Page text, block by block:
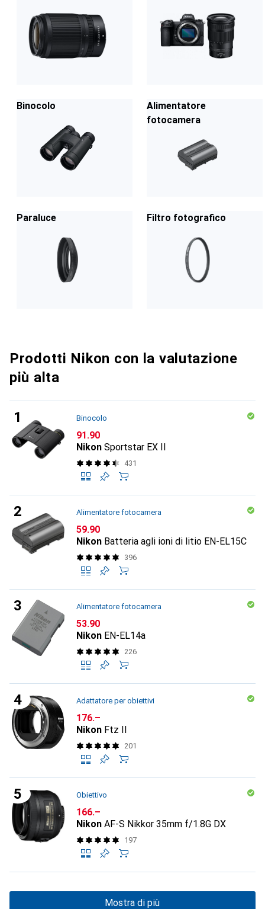
Binocolo
Alimentatore
fotocamera
Paraluce Filtro fotografico
Prodotti Nikon con la valutazione
più alta
Binocolo
CHF
91.90
Nikon Sportstar EX II
431
Alimentatore fotocamera
CHF
59.90
Nikon Batteria agli ioni di litio EN-EL15C
396
Alimentatore fotocamera
CHF
53.90
Nikon EN-EL14a
226
Adattatore per obiettivi
CHF
176.–
Nikon Ftz II
201
Obiettivo
CHF
166.–
Nikon AF-S Nikkor 35mm f/1.8G DX
197
Mostra di più